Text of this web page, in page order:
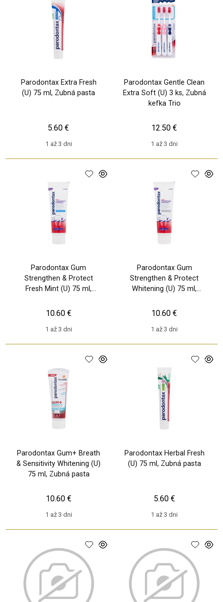
Parodontax Extra Fresh
(U) 75 ml, Zubná pasta
1 až 3 dni
5.60 €
Parodontax Gentle Clean
Extra Soft (U) 3 ks, Zubná
kefka Trio
1 až 3 dni
12.50 €
Parodontax Gum
Strengthen & Protect
Fresh Mint (U) 75 ml,
1 až 3 dni
10.60 €
Parodontax Gum
Strengthen & Protect
Whitening (U) 75 ml,
1 až 3 dni
10.60 €
Parodontax Gum+ Breath
& Sensitivity Whitening (U)
75 ml, Zubná pasta
1 až 3 dni
10.60 €
Parodontax Herbal Fresh
(U) 75 ml, Zubná pasta
1 až 3 dni
5.60 €